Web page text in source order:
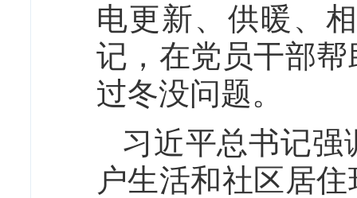
电更新、供暖、
记，在党员干部
过冬没问题。
习近平总书记强
户生活和社区居